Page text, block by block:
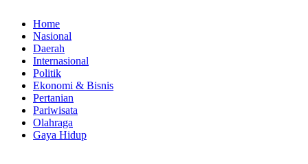
Home
Nasional
Daerah
Internasional
Politik
Ekonomi & Bisnis
Pertanian
Pariwisata
Olahraga
Gaya Hidup